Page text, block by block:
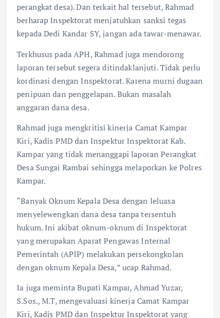
perangkat desa). Dan terkait hal tersebut, Rahmad
berharap Inspektorat menjatuhkan sanksi tegas
kepada Dedi Kandar SY, jangan ada tawar-menawar.
Terkhusus pada APH, Rahmad juga mendorong
laporan tersebut segera ditindaklanjuti. Tidak perlu
kordinasi dengan Inspektorat. Karena murni dugaan
penipuan dan penggelapan. Bukan masalah
anggaran dana desa.
Rahmad juga mengkritisi kinerja Camat Kampar
Kiri, Kadis PMD dan Inspektur Inspektorat Kab.
Kampar yang tidak menanggapi laporan Perangkat
Desa Sungai Rambai sehingga melaporkan ke Polres
Kampar.
“Banyak Oknum Kepala Desa dengan leluasa
menyelewengkan dana desa tanpa tersentuh
hukum. Ini akibat oknum-oknum di Inspektorat
yang merupakan Aparat Pengawas Internal
Pemerintah (APIP) melakukan persekongkolan
dengan oknum Kepala Desa,” ucap Rahmad.
Ia juga meminta Bupati Kampar, Ahmad Yuzar,
S.Sos., M.T, mengevaluasi kinerja Camat Kampar
Kiri, Kadis PMD dan Inspektur Inspektorat yang